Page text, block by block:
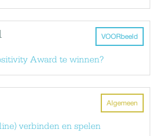
VOORbeeld
Award te winnen?
Algemeen
verbinden en spelen